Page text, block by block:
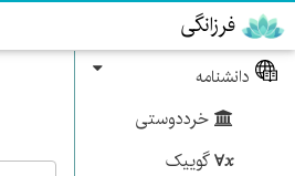
فرزانگی
دانشنامه
خرددوستی
گوییک